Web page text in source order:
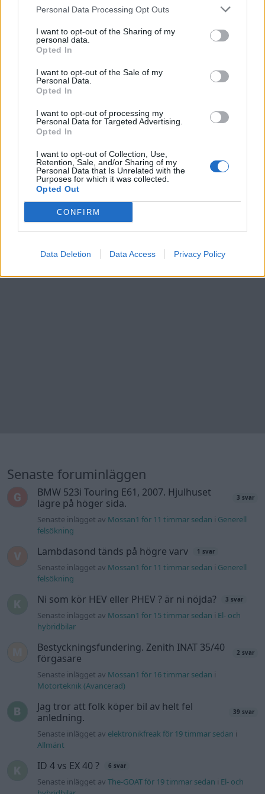
Personal Data Processing Opt Outs
I want to opt-out of the Sharing of my
personal data.
Opted In
I want to opt-out of the Sale of my
Personal Data.
Opted In
I want to opt-out of processing my
Personal Data for Targeted Advertising.
Opted In
I want to opt-out of Collection, Use,
Retention, Sale, and/or Sharing of my
Personal Data that Is Unrelated with the
Purposes for which it was collected.
Opted Out
CONFIRM
Data Deletion Data Access Privacy Policy
Saab 900 (1996)
223 kommentarer
Gizmojohan
20 3
Porsche 997 Turbo
"Protomotive
- SMR"(2008)
Senaste foruminläggen
BMW 523i Touring E61, 2007. Hjulhuset
lägre på höger sida.
3 svar
Senaste inlägget av Mossan1 för 11 timmar sedan i Generell
felsökning
Lambdasond tänds på högre varv 1 svar
Senaste inlägget av Mossan1 för 11 timmar sedan i Generell
felsökning
Ni som kör HEV eller PHEV ? är ni nöjda? 3 svar
Senaste inlägget av Mossan1 för 15 timmar sedan i El- och
hybridbilar
Bestyckningsfundering. Zenith INAT 35/40
förgasare
2 svar
Senaste inlägget av Mossan1 för 16 timmar sedan i
Motorteknik (Avancerad)
Jag tror att folk köper bil av helt fel
anledning.
39 svar
Senaste inlägget av elektronikfreak för 19 timmar sedan i
Allmänt
ID 4 vs EX 40 ? 6 svar
Senaste inlägget avThe-GOAT för 19 timmar sedan i El- och